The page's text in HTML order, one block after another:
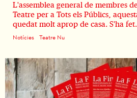
L'assemblea general de membres
Teatre per a Tots els Públics,
quedat molt aprop de casa. S'ha
Notícies Teatre Nu